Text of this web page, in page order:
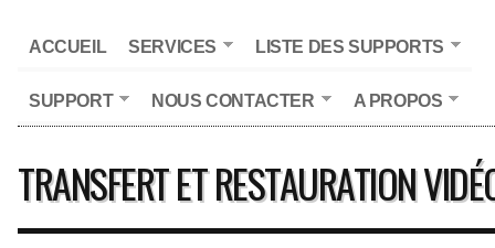
ACCUEIL SERVICES LISTE DES SUPPORTS
SUPPORT NOUS CONTACTER A PROPOS
TRANSFERT ET RESTAURATION